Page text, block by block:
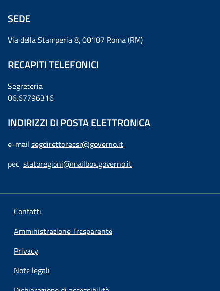
SEDE
Via della Stamperia 8, 00187 Roma (RM)
RECAPITI TELEFONICI
Segreteria
06.67796316
INDIRIZZI DI POSTA ELETTRONICA
e-mail segdirettorecsr@governo.it
pec statoregioni@mailbox.governo.it
Contatti
Amministrazione Trasparente
Privacy
Note legali